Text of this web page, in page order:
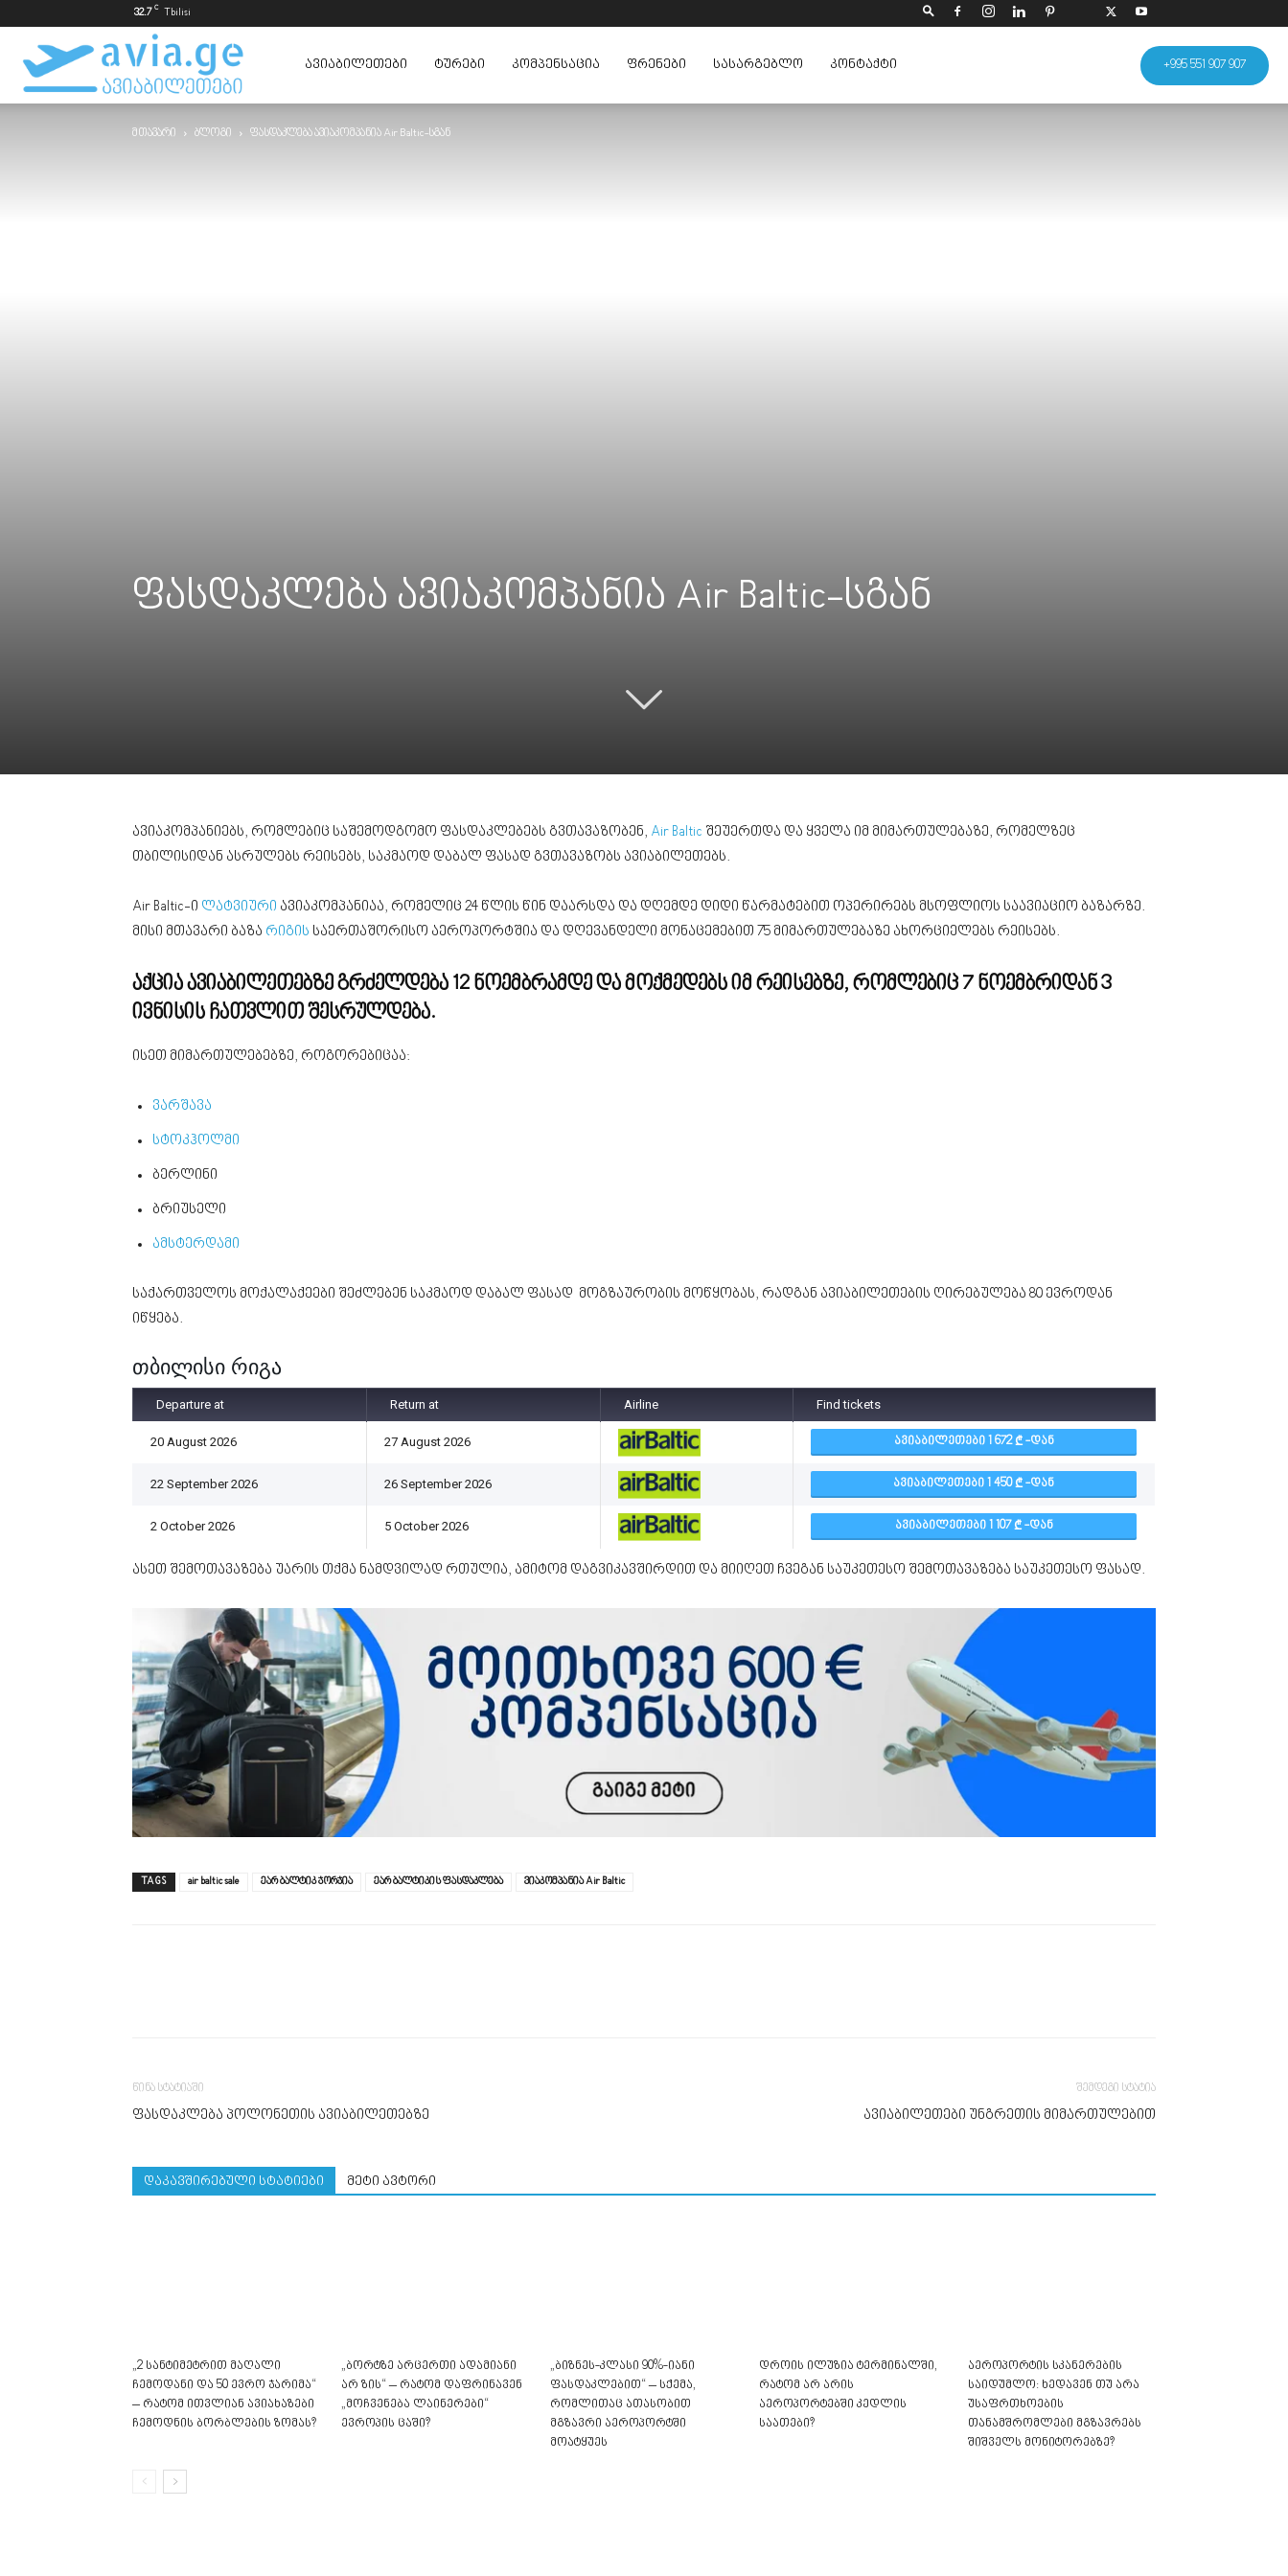
32.7 C Tbilisi
+995 551 907 907
ავიაბილეთები
ყველაზე
ᲐᲕᲘᲐᲑᲘᲚᲔᲗᲔᲑᲘ ᲢᲣᲠᲔᲑᲘ ᲙᲝᲛᲞᲔᲜᲡᲐᲪᲘᲐ ᲤᲠᲔᲜᲔᲑᲘ ᲡᲐᲡᲐᲠᲒᲔᲑᲚᲝ ᲙᲝᲜᲢᲐᲥᲢᲘ
მთავარი ბლოგი ფასდაკლება ავიაკომპანია Air Baltic-სგან
ფასდაკლება ავიაკომპანია Air Baltic-სგან
ავიაკომპანიებს, რომლებიც საშემოდგომო ფასდაკლებებს გვთავაზობენ, Air Baltic შეუერთდა და ყველა იმ მიმართულებაზე, რომელზეც
თბილისიდან ასრულებს რეისებს, საკმაოდ დაბალ ფასად გვთავაზობს ავიაბილეთებს.
Air Baltic-ი ლატვიური ავიაკომპანიაა, რომელიც 24 წლის წინ დაარსდა და დღემდე დიდი წარმატებით ოპერირებს მსოფლიოს საავიაციო ბაზარზე.
მისი მთავარი ბაზა რიგის საერთაშორისო აეროპორტშია და დღევანდელი მონაცემებით 75 მიმართულებაზე ახორციელებს რეისებს.
აქცია ავიაბილეთებზე გრძელდება 12 ნოემბრამდე და მოქმედებს იმ რეისებზე, რომლებიც 7 ნოემბრიდან 3
ივნისის ჩათვლით შესრულდება.
ისეთ მიმართულებებზე, როგორებიცაა:
ვარშავა
სტოკჰოლმი
ბერლინი
ბრიუსელი
ამსტერდამი
საქართველოს მოქალაქეები შეძლებენ საკმაოდ დაბალ ფასად მოგზაურობის მოწყობას, რადგან ავიაბილეთების ღირებულება 80 ევროდან
იწყება.
თბილისი რიგა
Departure at Return at Airline Find tickets
20 August 2026 27 August 2026 ᲐᲕᲘᲐᲑᲘᲚᲔᲗᲔᲑᲘ 1 672 -ᲓᲐᲜ
22 September 2026 26 September 2026 ᲐᲕᲘᲐᲑᲘᲚᲔᲗᲔᲑᲘ 1 450 -ᲓᲐᲜ
2 October 2026 5 October 2026 ᲐᲕᲘᲐᲑᲘᲚᲔᲗᲔᲑᲘ 1 107 -ᲓᲐᲜ
ასეთ შემოთავაზება უარის თქმა ნამდვილად რთულია, ამიტომ დაგვიკავშირდით და მიიღეთ ჩვეგან საუკეთესო შემოთავაზება საუკეთესო ფასად.
TAGS air baltic sale ეარ ბალტიკ ჯორჯია ეარ ბალტიკის ფასდაკლება ვიაკომპანია Air Baltic
წინა სტატიაში
ფასდაკლება პოლონეთის ავიაბილეთებზე
შემდეგი სტატია
ავიაბილეთები უნგრეთის მიმართულებით
დაკავშირებული სტატიები მეტი ავტორი
„2 სანტიმეტრით მაღალი
ჩემოდანი და 50 ევრო ჯარიმა“
– რატომ ითვლიან ავიახაზები
ჩემოდნის ბორბლების ზომას?
„ბორტზე არცერთი ადამიანი
არ ზის“ – რატომ დაფრინავენ
„მოჩვენება ლაინერები“
ევროპის ცაში?
„ბიზნეს-კლასი 90%-იანი
ფასდაკლებით“ – სქემა,
რომლითაც ათასობით
მგზავრი აეროპორტში
მოატყუეს
დროის ილუზია ტერმინალში,
რატომ არ არის
აეროპორტებში კედლის
საათები?
აეროპორტის სკანერების
საიდუმლო: ხედავენ თუ არა
უსაფრთხოების
თანამშრომლები მგზავრებს
შიშველს მონიტორებზე?